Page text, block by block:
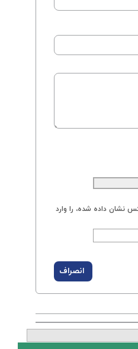
نشان داده شده، را وارد